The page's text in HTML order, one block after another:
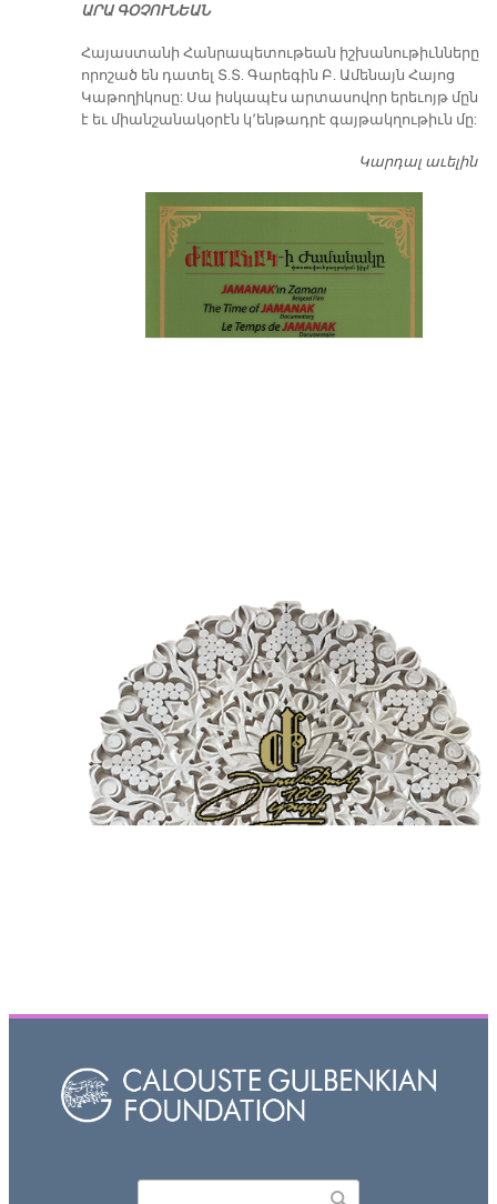
ԱՐԱ ԳՕՉՈՒՆԵԱՆ
​Հայաստանի Հանրապետութեան իշխանութիւնները
որոշած են դատել Տ.Տ. Գարեգին Բ. Ամենայն Հայոց
Կաթողիկոսը: Սա իսկապէս արտասովոր երեւոյթ մըն
է եւ միանշանակօրէն կ՚ենթադրէ գայթակղութիւն մը:
Կարդալ աւելին